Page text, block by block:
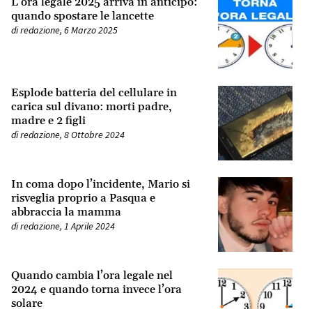
quando spostare le lancette
diredazione, 6 Marzo 2025
Esplode batteria del cellulare in
carica sul divano: morti padre,
madre e 2 figli
diredazione, 8 Ottobre 2024
In coma dopo l’incidente, Mario si
risveglia proprio a Pasqua e
abbraccia la mamma
diredazione, 1 Aprile 2024
Quando cambia l’ora legale nel
2024 e quando torna invece l’ora
solare